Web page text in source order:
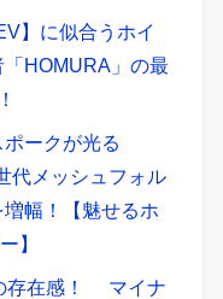
】に似合うホイ
HOMURA」の最
ークが光る
代メッシュフォル
幅！【魅せるホ
】
存在感！ マイナ